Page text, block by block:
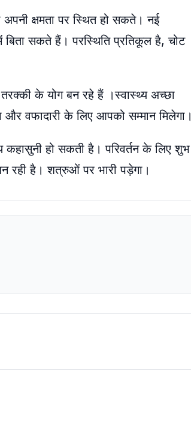
क्षमता पर स्थित हो सकते। नई
बिता सकते हैं। परस्थिति प्रतिकूल है, चोट
के योग बन रहे हैं ।स्वास्थ्य अच्छा
वफादारी के लिए आपको सम्मान मिलेगा।
हो सकती है। परिवर्तन के लिए शुभ
रही है। शत्रुओं पर भारी पड़ेगा।